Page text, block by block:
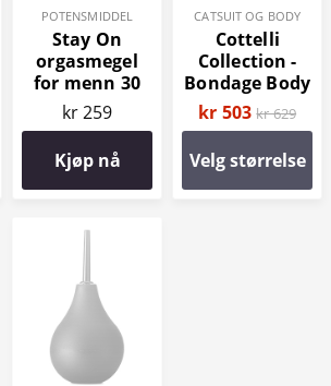
POTENSMIDDEL
Stay On
orgasmegel
for menn 30
ml
kr 259
Kjøp nå
CATSUIT OG BODY
Cottelli
Collection -
Bondage Body
kr 503 kr 629
Velg størrelse